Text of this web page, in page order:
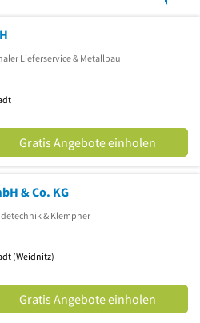
Lieferservice & Metallbau
Gratis Angebote einholen
& Co. KG
& Klempner
(Weidnitz)
Gratis Angebote einholen